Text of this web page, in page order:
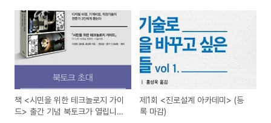
책 <시민을 위한 테크놀로지 가이
드> 출간 기념 북토크가 열립니
제1회 <진로설계 아카데미> (등
록 마감)